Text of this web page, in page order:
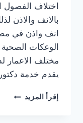
اختلاف الفصول
بالانف والاذن
انف واذن في
الوعكات
مختلف
يقدم خدمة
إقرأ المزيد أفضل